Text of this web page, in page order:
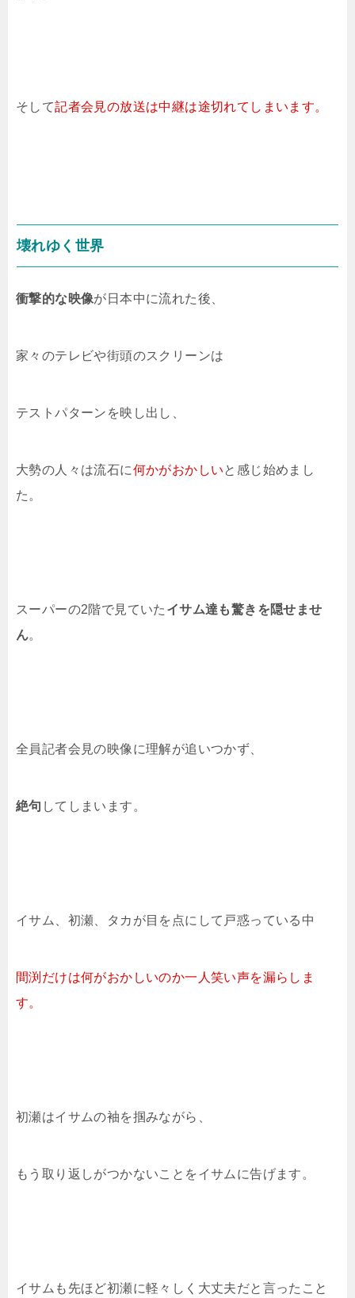
そして記者会見の放送は中継は途切れてしまいます。
壊れゆく世界
衝撃的な映像が日本中に流れた後、
家々のテレビや街頭のスクリーンは
テストパターンを映し出し、
大勢の人々は流石に何かがおかしいと感じ始めまし
た。
スーパーの2階で見ていた イサム達も驚きを隠せませ
ん。
全員記者会見の映像に理解が追いつかず、
絶句 してしまいます。
イサム、初瀬、タカが目を点にして戸惑っている中
間渕だけは何がおかしいのか一人笑い声を漏らしま
す。
初瀬はイサムの袖を掴みながら、
もう取り返しがつかないことをイサムに告げます。
イサムも先ほど初瀬に軽々しく大丈夫だと言ったこと